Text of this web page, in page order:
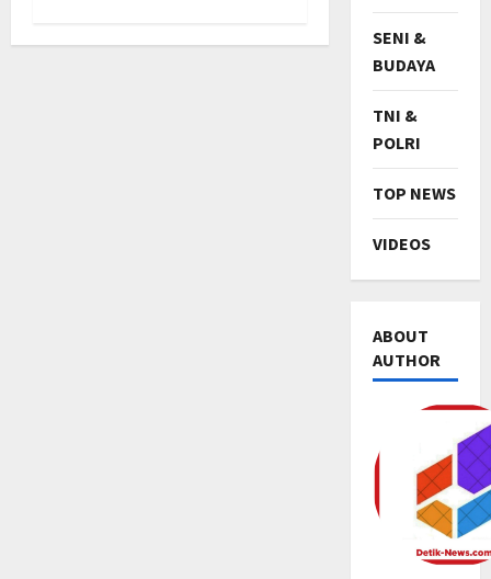
SENI &
BUDAYA
TNI &
POLRI
TOP NEWS
VIDEOS
ABOUT
AUTHOR
TNI &
R
i
b
u
a